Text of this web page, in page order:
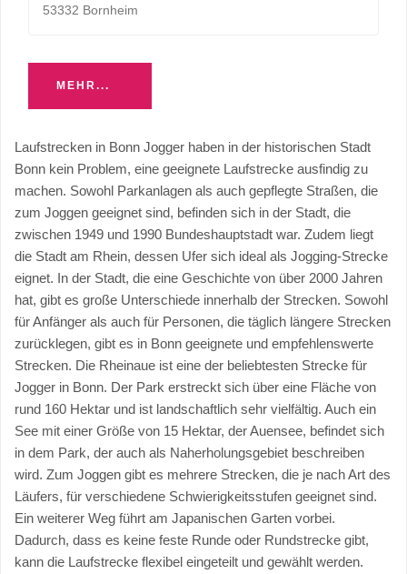
53332 Bornheim
MEHR...
Laufstrecken in Bonn Jogger haben in der historischen Stadt
Bonn kein Problem, eine geeignete Laufstrecke ausfindig zu
machen. Sowohl Parkanlagen als auch gepflegte Straßen, die
zum Joggen geeignet sind, befinden sich in der Stadt, die
zwischen 1949 und 1990 Bundeshauptstadt war. Zudem liegt
die Stadt am Rhein, dessen Ufer sich ideal als Jogging-Strecke
eignet. In der Stadt, die eine Geschichte von über 2000 Jahren
hat, gibt es große Unterschiede innerhalb der Strecken. Sowohl
für Anfänger als auch für Personen, die täglich längere Strecken
zurücklegen, gibt es in Bonn geeignete und empfehlenswerte
Strecken. Die Rheinaue ist eine der beliebtesten Strecke für
Jogger in Bonn. Der Park erstreckt sich über eine Fläche von
rund 160 Hektar und ist landschaftlich sehr vielfältig. Auch ein
See mit einer Größe von 15 Hektar, der Auensee, befindet sich
in dem Park, der auch als Naherholungsgebiet beschreiben
wird. Zum Joggen gibt es mehrere Strecken, die je nach Art des
Läufers, für verschiedene Schwierigkeitsstufen geeignet sind.
Ein weiterer Weg führt am Japanischen Garten vorbei.
Dadurch, dass es keine feste Runde oder Rundstrecke gibt,
kann die Laufstrecke flexibel eingeteilt und gewählt werden.